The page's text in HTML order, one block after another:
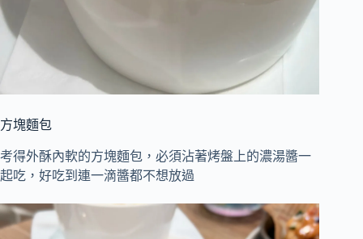
方塊麵包
考得外酥內軟的方塊麵包，必須沾著烤盤上的濃湯醬一
起吃，好吃到連一滴醬都不想放過